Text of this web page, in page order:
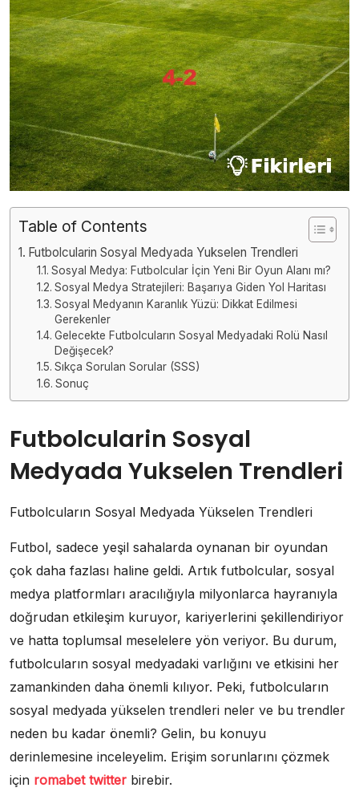
Table of Contents
Futbolcularin Sosyal Medyada Yukselen Trendleri
Sosyal Medya: Futbolcular İçin Yeni Bir Oyun Alanı mı?
Sosyal Medya Stratejileri: Başarıya Giden Yol Haritası
Sosyal Medyanın Karanlık Yüzü: Dikkat Edilmesi
Gerekenler
Gelecekte Futbolcuların Sosyal Medyadaki Rolü Nasıl
Değişecek?
Sıkça Sorulan Sorular (SSS)
Sonuç
Futbolcularin Sosyal
Medyada Yukselen Trendleri
Futbolcuların Sosyal Medyada Yükselen Trendleri
Futbol, sadece yeşil sahalarda oynanan bir oyundan
çok daha fazlası haline geldi. Artık futbolcular, sosyal
medya platformları aracılığıyla milyonlarca hayranıyla
doğrudan etkileşim kuruyor, kariyerlerini şekillendiriyor
ve hatta toplumsal meselelere yön veriyor. Bu durum,
futbolcuların sosyal medyadaki varlığını ve etkisini her
zamankinden daha önemli kılıyor. Peki, futbolcuların
sosyal medyada yükselen trendleri neler ve bu trendler
neden bu kadar önemli? Gelin, bu konuyu
derinlemesine inceleyelim. Erişim sorunlarını çözmek
için romabet twitter birebir.